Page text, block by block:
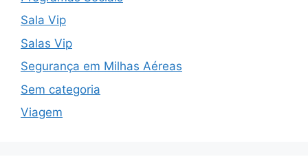
Sala Vip
Salas Vip
Segurança em Milhas Aéreas
Sem categoria
Viagem